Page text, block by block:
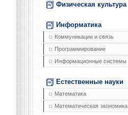
Физическая культура
Информатика
Коммуникации и связь
Программирование
Информационные системы
Естественные науки
Математика
Математическая экономика